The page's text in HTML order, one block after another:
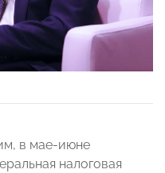
в мае-июне
налоговая